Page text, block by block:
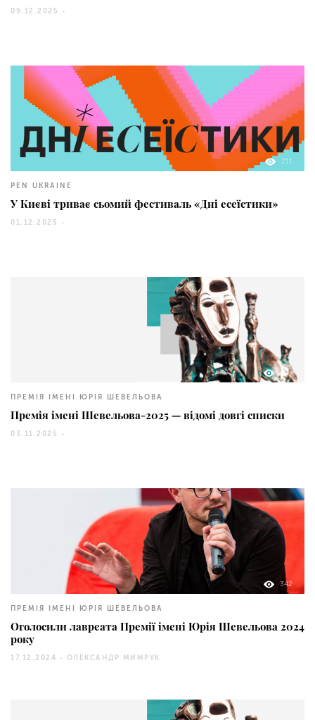
09.12.2025 -
211
PEN UKRAINE
У Києві триває сьомий фестиваль «Дні есеїстики»
01.12.2025 -
486
ПРЕМІЯ ІМЕНІ ЮРІЯ ШЕВЕЛЬОВА
Премія імені Шевельова-2025 — відомі довгі списки
03.11.2025 -
342
ПРЕМІЯ ІМЕНІ ЮРІЯ ШЕВЕЛЬОВА
Оголосили лавреата Премії імені Юрія Шевельова 2024
року
17.12.2024 - ОЛЕКСАНДР МИМРУК